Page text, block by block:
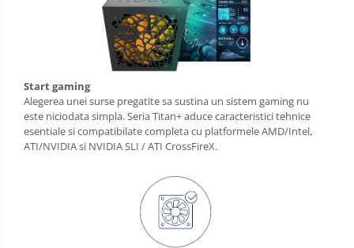
Start gaming
Alegerea unei surse pregatite sa sustina un sistem gaming nu
este niciodata simpla. Seria Titan+ aduce caracteristici tehnice
esentiale si compatibilate completa cu platformele AMD/Intel,
ATI/NVIDIA si NVIDIA SLI / ATI CrossFireX.